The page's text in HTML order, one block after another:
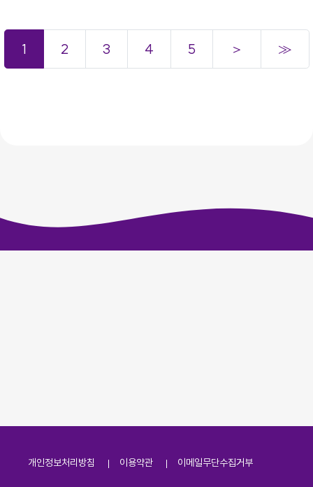
1 2 3 4 5 ＞ ≫
개인정보처리방침 이용약관 이메일무단수집거부